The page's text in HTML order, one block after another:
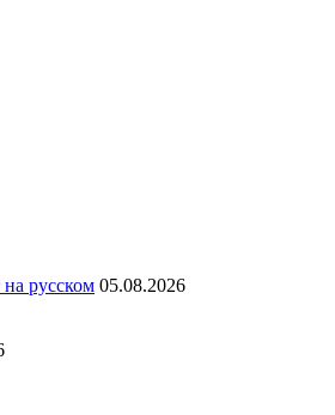
русском 05.08.2026